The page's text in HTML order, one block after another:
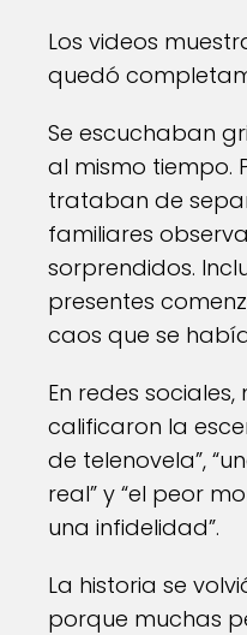
Los videos
quedó
Se escuchaban
al mismo tiempo.
trataban de
familiares
sorprendidos.
presentes
caos que se
En redes
calificaron la
de telenovela”,
real” y “el peor
una infidelidad”.
La historia se
porque muchas